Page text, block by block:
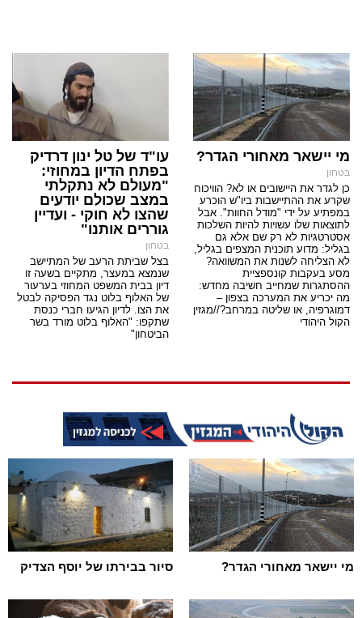
מי יישאר מאחורי הגדר?
בטחון
כן לגדר את היישובים או לא? הוויכוח
שקרע את ההתיישבות ביו"ש הוכרע
במפתיע על ידי "מודל החוות". אבל
לתוצאות שלו עשויות להיות השלכות
אסטרטגיות לא רק שם אלא גם
בגליל: מדוע תוכנית המצפים בגליל,
לא הצליחה לשנות את המשוואה?
מסע בעקבות קונספציית
ההסתגרות שמחייב חשיבה מחדש:
מה יכריע את המערכה בצפון –
דמוגרפיה, או שליטה במרחב?//מגזין
הקול היהודי
עו"ד של טל ינון דרדיק
בפתח הדיון במחוזי:
"מעולם לא נתקלתי
במצב שכולם יודעים
שהצו לא חוקי - ועדיין
גוררים אותנו"
בטחון
בצל שביתת הרעב של המתיישב
שנמצא במעצר, מתקיים בשעה זו
דיון בבית המשפט המחוזי בערעור
של האלוף בלוט נגד הפסיקה לבטל
את הצו. לדיון הגיעו חברי כנסת
שתקפו: "האלוף בלוט מורד בשר
הביטחון"
מי יישאר מאחורי הגדר? סיור בבירתו של יוסף הצדיק